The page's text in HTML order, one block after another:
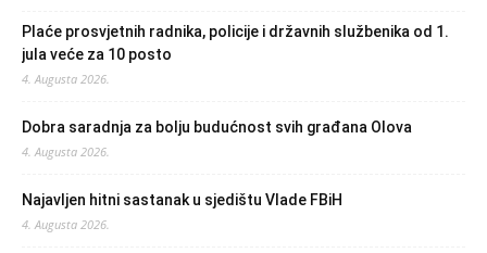
Plaće prosvjetnih radnika, policije i državnih službenika od 1.
jula veće za 10 posto
4. Augusta 2026.
Dobra saradnja za bolju budućnost svih građana Olova
4. Augusta 2026.
Najavljen hitni sastanak u sjedištu Vlade FBiH
4. Augusta 2026.